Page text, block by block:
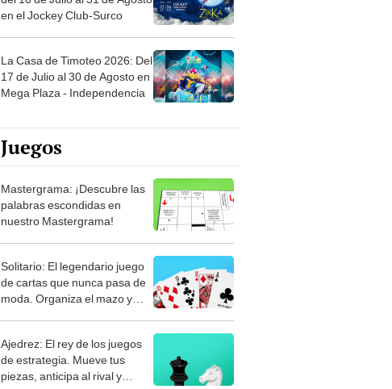
en el Jockey Club-Surco
La Casa de Timoteo 2026: Del
17 de Julio al 30 de Agosto en
Mega Plaza - Independencia
Juegos
Mastergrama: ¡Descubre las
palabras escondidas en
nuestro Mastergrama!
Solitario: El legendario juego
de cartas que nunca pasa de
moda. Organiza el mazo y
Ajedrez: El rey de los juegos
de estrategia. Mueve tus
piezas, anticipa al rival y